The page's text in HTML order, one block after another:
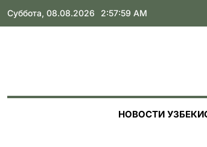
Skip
Суббота, 08.08.2026 2:58:00 AM
НОВОСТИ